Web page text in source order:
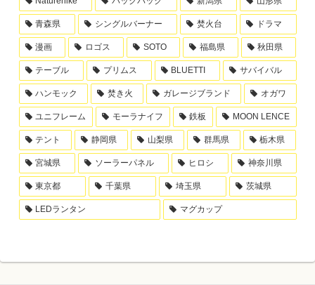
青森県 シングルバーナー 焚火台 ドラマ
漫画 ロゴス SOTO 福島県 秋田県
テーブル プリムス BLUETTI サバイバル
ハンモック 焚き火 ガレージブランド オガワ
ユニフレーム モーラナイフ 鉄板 MOON LENCE
テント 静岡県 山梨県 群馬県 栃木県
宮城県 ソーラーパネル ヒロシ 神奈川県
東京都 千葉県 埼玉県 茨城県
LEDランタン マグカップ